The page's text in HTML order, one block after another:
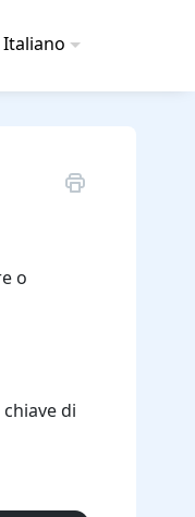
Italiano
o
di